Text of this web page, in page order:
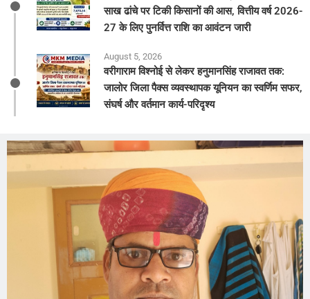
साख ढांचे पर टिकी किसानों की आस, वित्तीय वर्ष 2026-
27 के लिए पुनर्वित्त राशि का आवंटन जारी
August 5, 2026
वरीगाराम विश्नोई से लेकर हनुमानसिंह राजावत तक:
जालोर जिला पैक्स व्यवस्थापक यूनियन का स्वर्णिम सफर,
संघर्ष और वर्तमान कार्य-परिदृश्य